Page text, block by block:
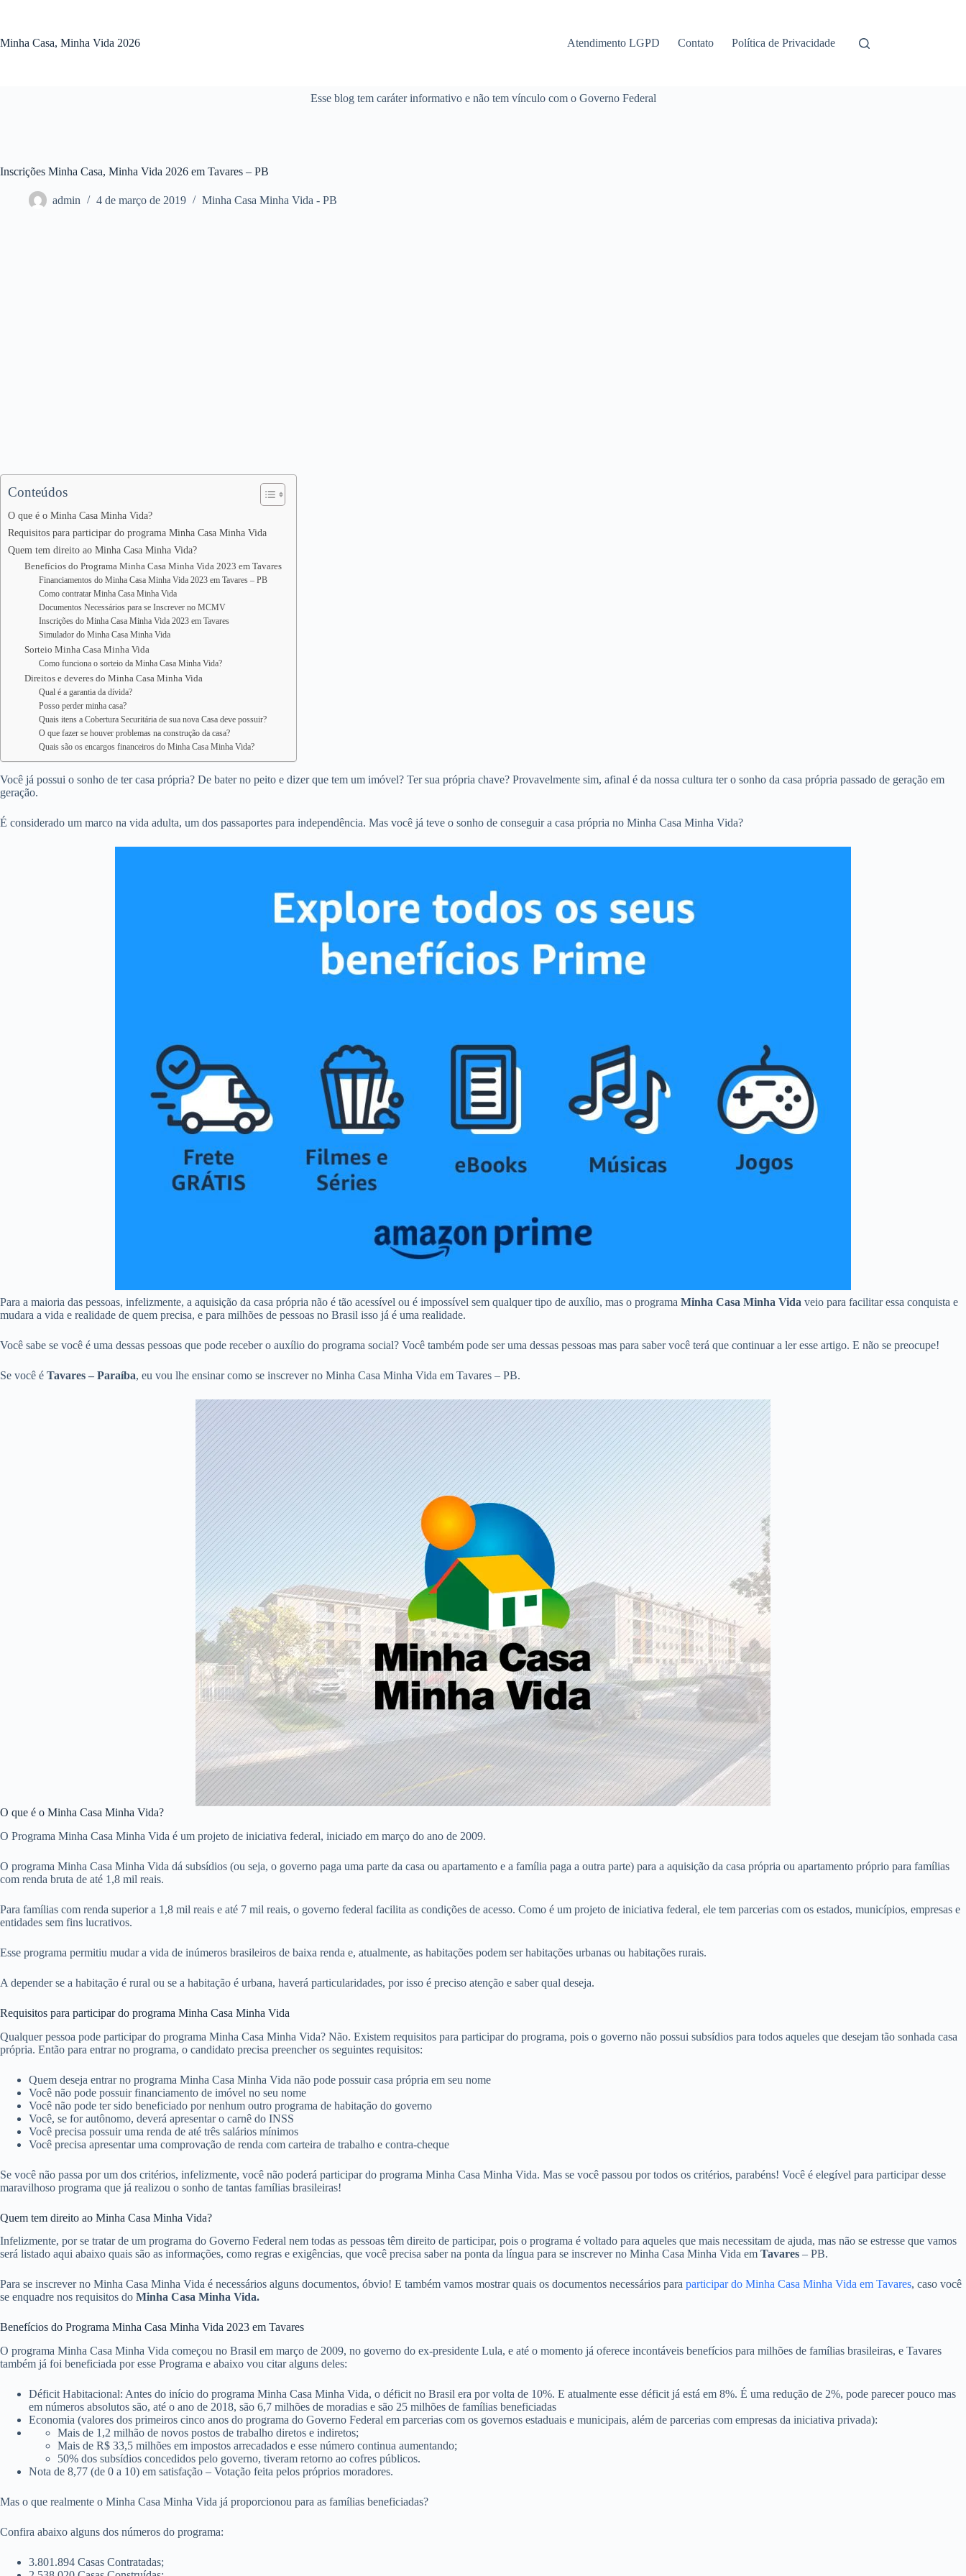
conteúdo
Minha Casa, Minha Vida 2026 Atendimento LGPD Contato Política de Privacidade
Esse blog tem caráter informativo e não tem vínculo com o Governo Federal
Inscrições Minha Casa, Minha Vida 2026 em Tavares – PB
admin 4 de março de 2019 Minha Casa Minha Vida - PB
Conteúdos
O que é o Minha Casa Minha Vida?
Requisitos para participar do programa Minha Casa Minha Vida
Quem tem direito ao Minha Casa Minha Vida?
Benefícios do Programa Minha Casa Minha Vida 2023 em Tavares
Financiamentos do Minha Casa Minha Vida 2023 em Tavares – PB
Como contratar Minha Casa Minha Vida
Documentos Necessários para se Inscrever no MCMV
Inscrições do Minha Casa Minha Vida 2023 em Tavares
Simulador do Minha Casa Minha Vida
Sorteio Minha Casa Minha Vida
Como funciona o sorteio da Minha Casa Minha Vida?
Direitos e deveres do Minha Casa Minha Vida
Qual é a garantia da dívida?
Posso perder minha casa?
Quais itens a Cobertura Securitária de sua nova Casa deve possuir?
O que fazer se houver problemas na construção da casa?
Quais são os encargos financeiros do Minha Casa Minha Vida?
Você já possui o sonho de ter casa própria? De bater no peito e dizer que tem um imóvel? Ter sua própria chave? Provavelmente sim, afinal é da nossa cultura ter o sonho da casa própria passado de geração em
geração.
É considerado um marco na vida adulta, um dos passaportes para independência. Mas você já teve o sonho de conseguir a casa própria no Minha Casa Minha Vida?
Para a maioria das pessoas, infelizmente, a aquisição da casa própria não é tão acessível ou é impossível sem qualquer tipo de auxílio, mas o programa Minha Casa Minha Vida veio para facilitar essa conquista e
mudara a vida e realidade de quem precisa, e para milhões de pessoas no Brasil isso já é uma realidade.
Você sabe se você é uma dessas pessoas que pode receber o auxílio do programa social? Você também pode ser uma dessas pessoas mas para saber você terá que continuar a ler esse artigo. E não se preocupe!
Se você é Tavares – Paraíba, eu vou lhe ensinar como se inscrever no Minha Casa Minha Vida em Tavares – PB.
O que é o Minha Casa Minha Vida?
O Programa Minha Casa Minha Vida é um projeto de iniciativa federal, iniciado em março do ano de 2009.
O programa Minha Casa Minha Vida dá subsídios (ou seja, o governo paga uma parte da casa ou apartamento e a família paga a outra parte) para a aquisição da casa própria ou apartamento próprio para famílias
com renda bruta de até 1,8 mil reais.
Para famílias com renda superior a 1,8 mil reais e até 7 mil reais, o governo federal facilita as condições de acesso. Como é um projeto de iniciativa federal, ele tem parcerias com os estados, municípios, empresas e
entidades sem fins lucrativos.
Esse programa permitiu mudar a vida de inúmeros brasileiros de baixa renda e, atualmente, as habitações podem ser habitações urbanas ou habitações rurais.
A depender se a habitação é rural ou se a habitação é urbana, haverá particularidades, por isso é preciso atenção e saber qual deseja.
Requisitos para participar do programa Minha Casa Minha Vida
Qualquer pessoa pode participar do programa Minha Casa Minha Vida? Não. Existem requisitos para participar do programa, pois o governo não possui subsídios para todos aqueles que desejam tão sonhada casa
própria. Então para entrar no programa, o candidato precisa preencher os seguintes requisitos:
Quem deseja entrar no programa Minha Casa Minha Vida não pode possuir casa própria em seu nome
Você não pode possuir financiamento de imóvel no seu nome
Você não pode ter sido beneficiado por nenhum outro programa de habitação do governo
Você, se for autônomo, deverá apresentar o carnê do INSS
Você precisa possuir uma renda de até três salários mínimos
Você precisa apresentar uma comprovação de renda com carteira de trabalho e contra-cheque
Se você não passa por um dos critérios, infelizmente, você não poderá participar do programa Minha Casa Minha Vida. Mas se você passou por todos os critérios, parabéns! Você é elegível para participar desse
maravilhoso programa que já realizou o sonho de tantas famílias brasileiras!
Quem tem direito ao Minha Casa Minha Vida?
Infelizmente, por se tratar de um programa do Governo Federal nem todas as pessoas têm direito de participar, pois o programa é voltado para aqueles que mais necessitam de ajuda, mas não se estresse que vamos
será listado aqui abaixo quais são as informações, como regras e exigências, que você precisa saber na ponta da língua para se inscrever no Minha Casa Minha Vida em Tavares – PB.
Para se inscrever no Minha Casa Minha Vida é necessários alguns documentos, óbvio! E também vamos mostrar quais os documentos necessários para participar do Minha Casa Minha Vida em Tavares, caso você
se enquadre nos requisitos do Minha Casa Minha Vida.
Benefícios do Programa Minha Casa Minha Vida 2023 em Tavares
O programa Minha Casa Minha Vida começou no Brasil em março de 2009, no governo do ex-presidente Lula, e até o momento já oferece incontáveis benefícios para milhões de famílias brasileiras, e Tavares
também já foi beneficiada por esse Programa e abaixo vou citar alguns deles:
Déficit Habitacional: Antes do início do programa Minha Casa Minha Vida, o déficit no Brasil era por volta de 10%. E atualmente esse déficit já está em 8%. É uma redução de 2%, pode parecer pouco mas
em números absolutos são, até o ano de 2018, são 6,7 milhões de moradias e são 25 milhões de famílias beneficiadas
Economia (valores dos primeiros cinco anos do programa do Governo Federal em parcerias com os governos estaduais e municipais, além de parcerias com empresas da iniciativa privada):
Mais de 1,2 milhão de novos postos de trabalho diretos e indiretos;
Mais de R$ 33,5 milhões em impostos arrecadados e esse número continua aumentando;
50% dos subsídios concedidos pelo governo, tiveram retorno ao cofres públicos.
Nota de 8,77 (de 0 a 10) em satisfação – Votação feita pelos próprios moradores.
Mas o que realmente o Minha Casa Minha Vida já proporcionou para as famílias beneficiadas?
Confira abaixo alguns dos números do programa:
3.801.894 Casas Contratadas;